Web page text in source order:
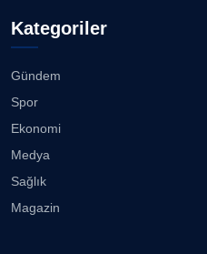
Kategoriler
Gündem
Spor
Ekonomi
Medya
Sağlık
Magazin